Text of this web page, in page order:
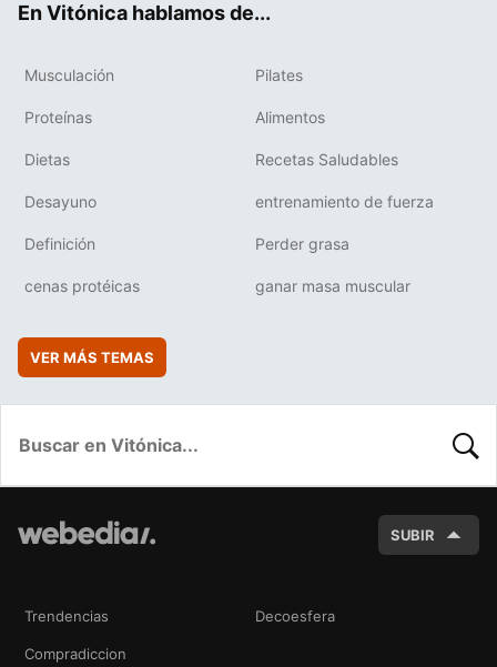
En Vitónica hablamos de...
Musculación Pilates
Proteínas Alimentos
Dietas Recetas Saludables
Desayuno entrenamiento de fuerza
Definición Perder grasa
cenas protéicas ganar masa muscular
VER MÁS TEMAS
SUBIR
Trendencias Decoesfera
Compradiccion